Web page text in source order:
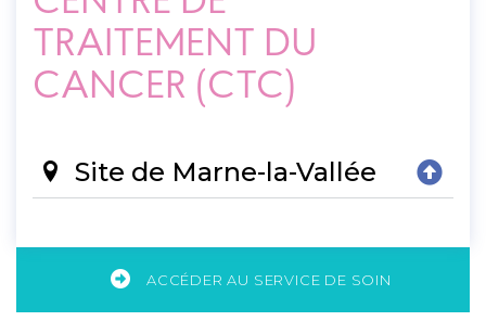
TRAITEMENT DU
CANCER (CTC)
Site de Marne-la-Vallée
ACCÉDER AU SERVICE DE SOIN